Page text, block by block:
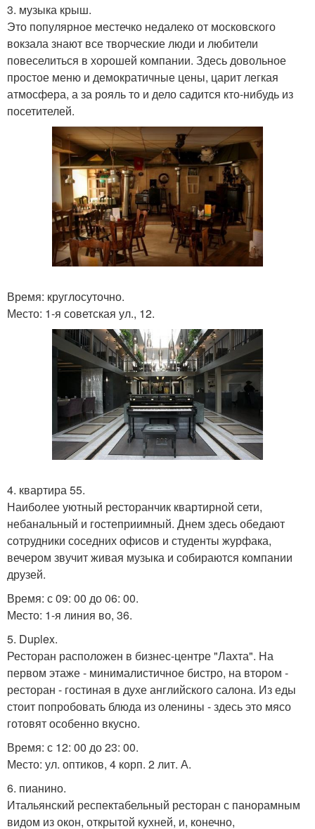
3. музыка крыш.
Это популярное местечко недалеко от московского
вокзала знают все творческие люди и любители
повеселиться в хорошей компании. Здесь довольное
простое меню и демократичные цены, царит легкая
атмосфера, а за рояль то и дело садится кто-нибудь из
посетителей.
Время: круглосуточно.
Место: 1-я советская ул., 12.
4. квартира 55.
Наиболее уютный ресторанчик квартирной сети,
небанальный и гостеприимный. Днем здесь обедают
сотрудники соседних офисов и студенты журфака,
вечером звучит живая музыка и собираются компании
друзей.
Время: с 09: 00 до 06: 00.
Место: 1-я линия во, 36.
5. Duplex.
Ресторан расположен в бизнес-центре "Лахта". На
первом этаже - минималистичное бистро, на втором -
ресторан - гостиная в духе английского салона. Из еды
стоит попробовать блюда из оленины - здесь это мясо
готовят особенно вкусно.
Время: с 12: 00 до 23: 00.
Место: ул. оптиков, 4 корп. 2 лит. А.
6. пианино.
Итальянский респектабельный ресторан с панорамным
видом из окон, открытой кухней, и, конечно,